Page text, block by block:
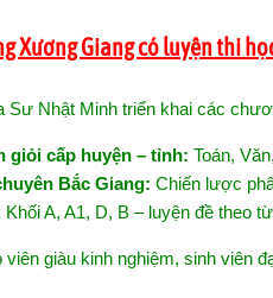
Xương Giang có luyện thi
Nhật Minh triển khai các
giỏi cấp huyện – tỉnh: Toán,
Bắc Giang: Chiến lược
Khối A, A1, D, B – luyện đề theo
giàu kinh nghiệm, sinh viên